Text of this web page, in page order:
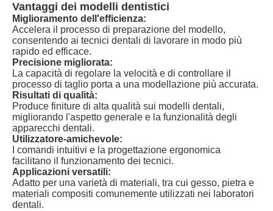
Vantaggi dei modelli dentistici
Miglioramento dell'efficienza:
Accelera il processo di preparazione del modello,
consentendo ai tecnici dentali di lavorare in modo più
rapido ed efficace.
Precisione migliorata:
La capacità di regolare la velocità e di controllare il
processo di taglio porta a una modellazione più accurata.
Risultati di qualità:
Produce finiture di alta qualità sui modelli dentali,
migliorando l'aspetto generale e la funzionalità degli
apparecchi dentali.
Utilizzatore-amichevole:
I comandi intuitivi e la progettazione ergonomica
facilitano il funzionamento dei tecnici.
Applicazioni versatili:
Adatto per una varietà di materiali, tra cui gesso, pietra e
materiali compositi comunemente utilizzati nei laboratori
dentali.